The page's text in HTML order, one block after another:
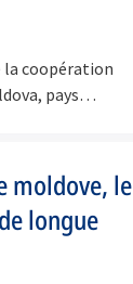
la coopération
pays…
moldove, le
longue